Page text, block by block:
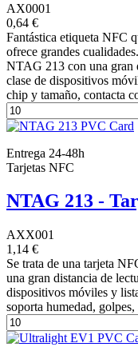
AX0001
0,64 €
Fantástica etiqueta NFC
ofrece grandes
NTAG 213 con una gran
clase de dispositivos
chip y tamaño, contacta
Entrega 24-48h
Tarjetas NFC
NTAG 213 -
AXX001
1,14 €
Se trata de una tarjeta
una gran distancia de
dispositivos móviles y
soporta humedad, golpes,